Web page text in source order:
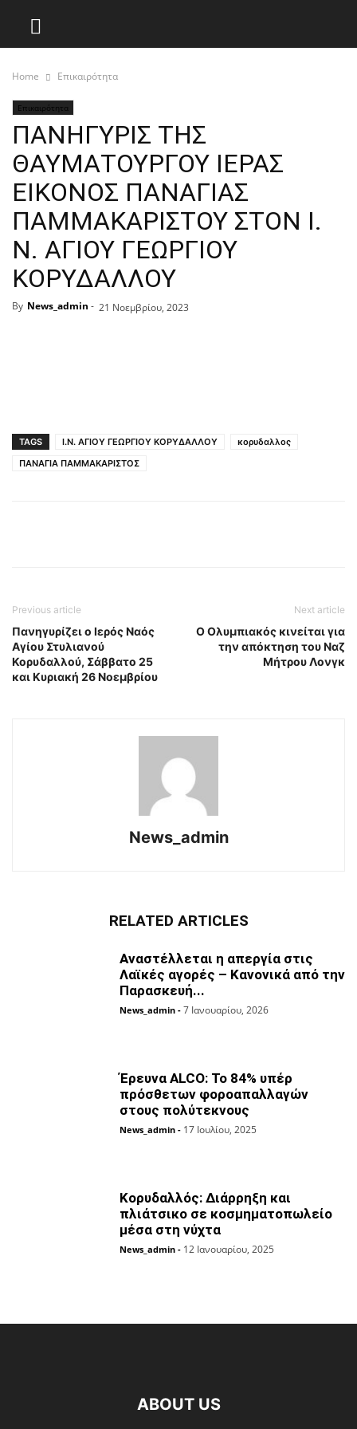
Home Επικαιρότητα
Επικαιρότητα
ΠΑΝΗΓΥΡΙΣ ΤΗΣ
ΘΑΥΜΑΤΟΥΡΓΟΥ ΙΕΡΑΣ
ΕΙΚΟΝΟΣ ΠΑΝΑΓΙΑΣ
ΠΑΜΜΑΚΑΡΙΣΤΟΥ ΣΤΟΝ Ι.
Ν. ΑΓΙΟΥ ΓΕΩΡΓΙΟΥ
ΚΟΡΥΔΑΛΛΟΥ
By News_admin - 21 Νοεμβρίου, 2023
TAGS Ι.Ν. ΑΓΙΟΥ ΓΕΩΡΓΙΟΥ ΚΟΡΥΔΑΛΛΟΥ
κορυδαλλος
ΠΑΝΑΓΙΑ ΠΑΜΜΑΚΑΡΙΣΤΟΣ
Previous article
Πανηγυρίζει ο Ιερός Ναός
Αγίου Στυλιανού
Κορυδαλλού, Σάββατο 25
και Κυριακή 26 Νοεμβρίου
Next article
Ο Ολυμπιακός κινείται για
την απόκτηση του Ναζ
Μήτρου Λονγκ
News_admin
RELATED ARTICLES
Αναστέλλεται η απεργία στις
Λαϊκές αγορές – Κανονικά από την
Παρασκευή...
News_admin - 7 Ιανουαρίου, 2026
Έρευνα ALCO: Το 84% υπέρ
πρόσθετων φοροαπαλλαγών
στους πολύτεκνους
News_admin - 17 Ιουλίου, 2025
Κορυδαλλός: Διάρρηξη και
πλιάτσικο σε κοσμηματοπωλείο
μέσα στη νύχτα
News_admin - 12 Ιανουαρίου, 2025
ABOUT US